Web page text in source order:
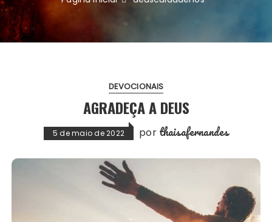
DEVOCIONAIS
AGRADEÇA A DEUS
5 de maio de 2022 por thaisafernandes